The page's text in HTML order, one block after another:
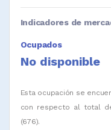
Indicadores de
Ocupados
No disponible
Esta ocupación se
con respecto al total
(676).